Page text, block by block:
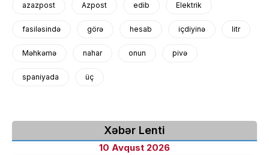
azazpost Azpost edib Elektrik
fasiləsində görə hesab içdiyinə litr
Məhkəmə nahar onun pivə
spaniyada üç
Xəbər Lenti
10 Avqust 2026